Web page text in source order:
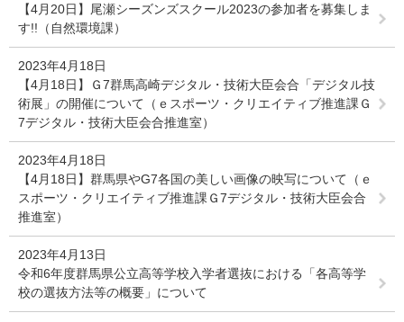
【4月20日】尾瀬シーズンズスクール2023の参加者を募集しま
す!!（自然環境課）
2023年4月18日
【4月18日】Ｇ7群馬高崎デジタル・技術大臣会合「デジタル技
術展」の開催について（ｅスポーツ・クリエイティブ推進課Ｇ
7デジタル・技術大臣会合推進室）
2023年4月18日
【4月18日】群馬県やG7各国の美しい画像の映写について（ｅ
スポーツ・クリエイティブ推進課Ｇ7デジタル・技術大臣会合
推進室）
2023年4月13日
令和6年度群馬県公立高等学校入学者選抜における「各高等学
校の選抜方法等の概要」について